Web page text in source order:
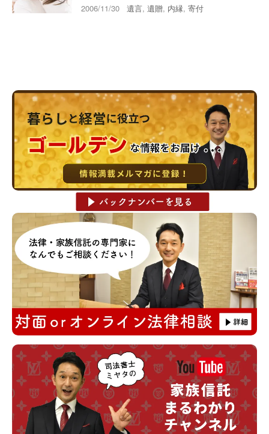
2006/11/30 遺言, 遺贈, 内縁, 寄付